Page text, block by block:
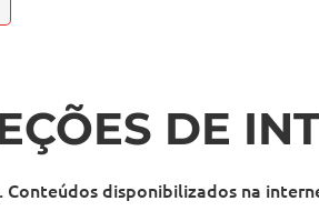
DE
disponibilizados na